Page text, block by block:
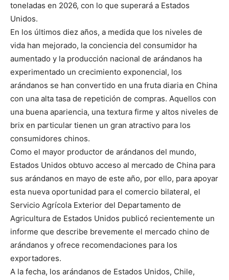
toneladas en 2026, con lo que superará a Estados
Unidos.
En los últimos diez años, a medida que los niveles de
vida han mejorado, la conciencia del consumidor ha
aumentado y la producción nacional de arándanos ha
experimentado un crecimiento exponencial, los
arándanos se han convertido en una fruta diaria en China
con una alta tasa de repetición de compras. Aquellos con
una buena apariencia, una textura firme y altos niveles de
brix en particular tienen un gran atractivo para los
consumidores chinos.
Como el mayor productor de arándanos del mundo,
Estados Unidos obtuvo acceso al mercado de China para
sus arándanos en mayo de este año, por ello, para apoyar
esta nueva oportunidad para el comercio bilateral, el
Servicio Agrícola Exterior del Departamento de
Agricultura de Estados Unidos publicó recientemente un
informe que describe brevemente el mercado chino de
arándanos y ofrece recomendaciones para los
exportadores.
A la fecha, los arándanos de Estados Unidos, Chile,